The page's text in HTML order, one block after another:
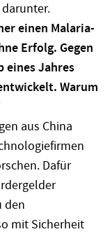
einen Malaria-
Erfolg. Gegen
eines Jahres
Warum
aus China
Dafür
den
mit Sicherheit